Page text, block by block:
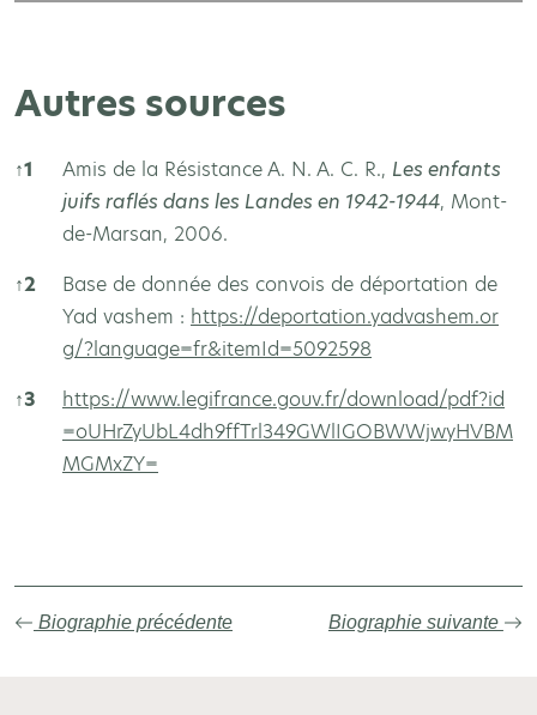
Autres sources
↑1 Amis de la Résistance A. N. A. C. R., Les enfants
juifs raflés dans les Landes en 1942-1944, Mont-
de-Marsan, 2006.
↑2
Base de donnée des convois de déportation de
Yad vashem : https://deportation.yadvashem.or
g/?language=fr&itemId=5092598
↑3
https://www.legifrance.gouv.fr/download/pdf?id
=oUHrZyUbL4dh9ffTrl349GWlIGOBWWjwyHVBM
MGMxZY=
Biographie précédente Biographie suivante